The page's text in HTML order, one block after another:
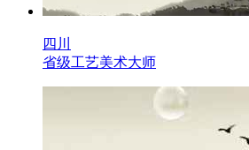
四川
省级工艺美术大师